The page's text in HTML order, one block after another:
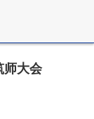
师大会